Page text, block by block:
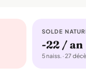
SOLDE
-22 / an
5 naiss. · 27